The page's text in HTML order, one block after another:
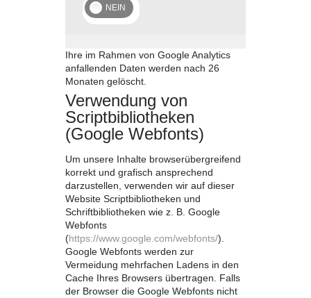
Ihre im Rahmen von Google Analytics
anfallenden Daten werden nach 26
Monaten gelöscht.
Verwendung von
Scriptbibliotheken
(Google Webfonts)
Um unsere Inhalte browserübergreifend
korrekt und grafisch ansprechend
darzustellen, verwenden wir auf dieser
Website Scriptbibliotheken und
Schriftbibliotheken wie z. B. Google
Webfonts
(https://www.google.com/webfonts/).
Google Webfonts werden zur
Vermeidung mehrfachen Ladens in den
Cache Ihres Browsers übertragen. Falls
der Browser die Google Webfonts nicht